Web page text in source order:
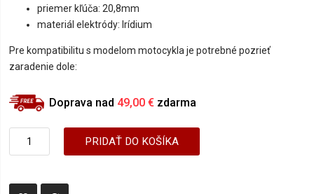
priemer kľúča: 20,8mm
materiál elektródy: Irídium
Pre kompatibilitu s modelom motocykla je potrebné pozrieť
zaradenie dole:
Doprava nad 49,00 € zdarma
PRIDAŤ DO KOŠÍKA